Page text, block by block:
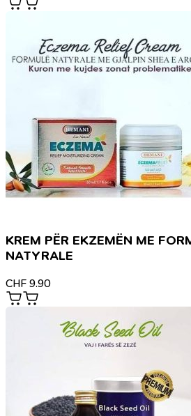
KREM PËR EKZEMËN ME
NATYRALE
CHF 9.90